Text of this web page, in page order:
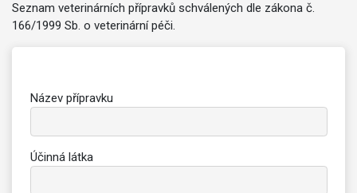
Seznam veterinárních přípravků schválených dle zákona č.
166/1999 Sb. o veterinární péči.
Název přípravku
Účinná látka